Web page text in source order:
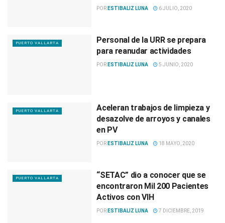
POR ESTIBALIZ LUNA 6 JULIO, 2020
PUERTO VALLARTA
Personal de la URR se prepara
para reanudar actividades
POR ESTIBALIZ LUNA 5 JUNIO, 2020
PUERTO VALLARTA
Aceleran trabajos de limpieza y
desazolve de arroyos y canales
en PV
POR ESTIBALIZ LUNA 18 MAYO, 2020
PUERTO VALLARTA
“SETAC” dio a conocer que se
encontraron Mil 200 Pacientes
Activos con VIH
POR ESTIBALIZ LUNA 7 DICIEMBRE, 2019